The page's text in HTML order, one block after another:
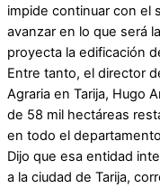
impide continuar con el
avanzar en lo que será
proyecta la edificación
Entre tanto, el director
Agraria en Tarija, Hugo
de 58 mil hectáreas
en todo el
Dijo que esa entidad
a la ciudad de Tarija,